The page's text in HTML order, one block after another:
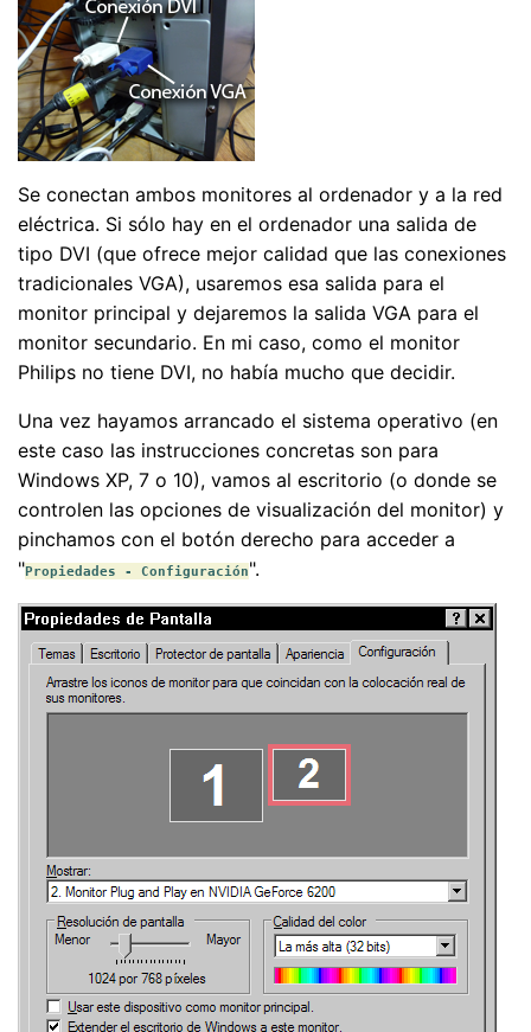
Se conectan ambos monitores al ordenador y a la red
eléctrica. Si sólo hay en el ordenador una salida de
tipo DVI (que ofrece mejor calidad que las conexiones
tradicionales VGA), usaremos esa salida para el
monitor principal y dejaremos la salida VGA para el
monitor secundario. En mi caso, como el monitor
Philips no tiene DVI, no había mucho que decidir.
Una vez hayamos arrancado el sistema operativo (en
este caso las instrucciones concretas son para
Windows XP, 7 o 10), vamos al escritorio (o donde se
controlen las opciones de visualización del monitor) y
pinchamos con el botón derecho para acceder a
"Propiedades - Configuración".